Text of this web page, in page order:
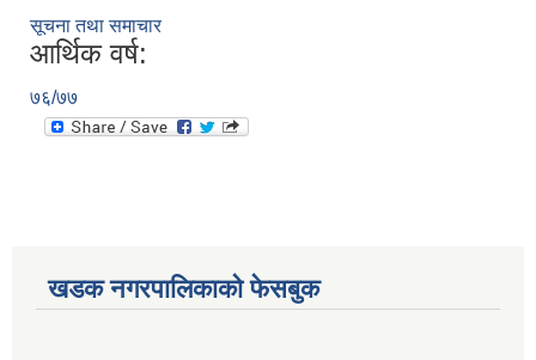
सूचना तथा समाचार
आर्थिक वर्ष:
७६/७७
खडक नगरपालिकाको फेसबुक